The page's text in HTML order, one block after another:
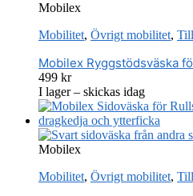
Mobilex
Mobilitet, Övrigt mobilitet,
Mobilex Ryggstödsväska
499 kr
I lager – skickas idag
Mobilex
Mobilitet, Övrigt mobilitet,